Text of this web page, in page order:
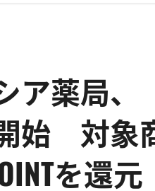
ア薬局、
始 対象
を還元